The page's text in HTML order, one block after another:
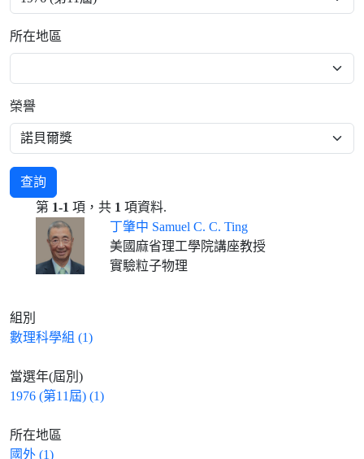
所在地區
榮譽
查詢
第 1-1 項，共 1 項資料.
丁肇中 Samuel C. C. Ting
美國麻省理工學院講座教授
實驗粒子物理
組別
數理科學組 (1)
當選年(屆別)
1976 (第11屆) (1)
所在地區
國外 (1)